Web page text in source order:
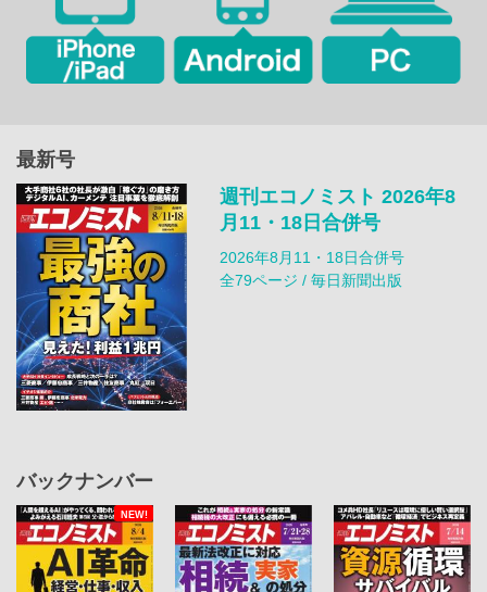
最新号
週刊エコノミスト 2026年8
月11・18日合併号
2026年8月11・18日合併号
全79ページ / 毎日新聞出版
バックナンバー
NEW!